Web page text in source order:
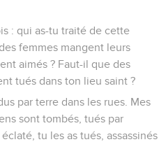
: qui as-tu traité de cette
femmes mangent leurs
aimés ? Faut-il que des
tués dans ton lieu saint ?
par terre dans les rues. Mes
sont tombés, tués par
tu les as tués, assassinés